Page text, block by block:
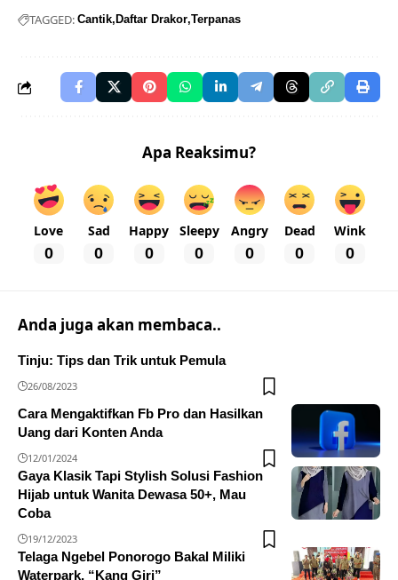
TAGGED: Cantik Daftar Drakor Terpanas
Apa Reaksimu?
Love
0
Sad
0
Happy
0
Sleepy
0
Angry
0
Dead
0
Wink
0
Anda juga akan membaca..
Tinju: Tips dan Trik untuk Pemula
26/08/2023
Cara Mengaktifkan Fb Pro dan Hasilkan
Uang dari Konten Anda
12/01/2024
Gaya Klasik Tapi Stylish Solusi Fashion
Hijab untuk Wanita Dewasa 50+, Mau
Coba
19/12/2023
Telaga Ngebel Ponorogo Bakal Miliki
Waterpark, “Kang Giri”